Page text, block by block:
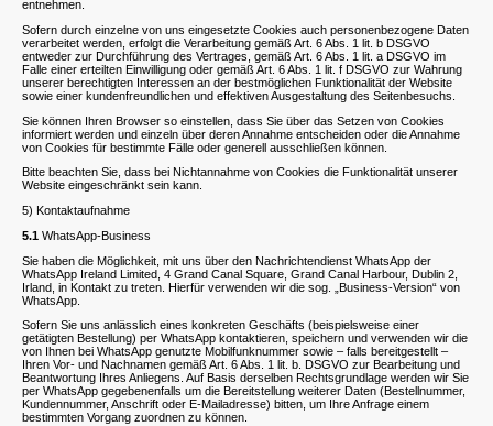
entnehmen.
Sofern durch einzelne von uns eingesetzte Cookies auch personenbezogene Daten
verarbeitet werden, erfolgt die Verarbeitung gemäß Art. 6 Abs. 1 lit. b DSGVO
entweder zur Durchführung des Vertrages, gemäß Art. 6 Abs. 1 lit. a DSGVO im
Falle einer erteilten Einwilligung oder gemäß Art. 6 Abs. 1 lit. f DSGVO zur Wahrung
unserer berechtigten Interessen an der bestmöglichen Funktionalität der Website
sowie einer kundenfreundlichen und effektiven Ausgestaltung des Seitenbesuchs.
Sie können Ihren Browser so einstellen, dass Sie über das Setzen von Cookies
informiert werden und einzeln über deren Annahme entscheiden oder die Annahme
von Cookies für bestimmte Fälle oder generell ausschließen können.
Bitte beachten Sie, dass bei Nichtannahme von Cookies die Funktionalität unserer
Website eingeschränkt sein kann.
5) Kontaktaufnahme
5.1 WhatsApp-Business
Sie haben die Möglichkeit, mit uns über den Nachrichtendienst WhatsApp der
WhatsApp Ireland Limited, 4 Grand Canal Square, Grand Canal Harbour, Dublin 2,
Irland, in Kontakt zu treten. Hierfür verwenden wir die sog. „Business-Version“ von
WhatsApp.
Sofern Sie uns anlässlich eines konkreten Geschäfts (beispielsweise einer
getätigten Bestellung) per WhatsApp kontaktieren, speichern und verwenden wir die
von Ihnen bei WhatsApp genutzte Mobilfunknummer sowie – falls bereitgestellt –
Ihren Vor- und Nachnamen gemäß Art. 6 Abs. 1 lit. b. DSGVO zur Bearbeitung und
Beantwortung Ihres Anliegens. Auf Basis derselben Rechtsgrundlage werden wir Sie
per WhatsApp gegebenenfalls um die Bereitstellung weiterer Daten (Bestellnummer,
Kundennummer, Anschrift oder E-Mailadresse) bitten, um Ihre Anfrage einem
bestimmten Vorgang zuordnen zu können.